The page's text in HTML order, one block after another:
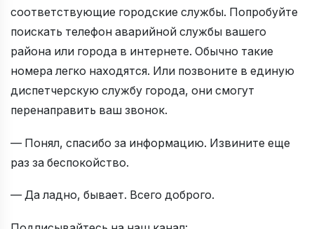
соответствующие городские службы. Попробуйте
поискать телефон аварийной службы вашего
района или города в интернете. Обычно такие
номера легко находятся. Или позвоните в единую
диспетчерскую службу города, они смогут
перенаправить ваш звонок.
— Понял, спасибо за информацию. Извините еще
раз за беспокойство.
— Да ладно, бывает. Всего доброго.